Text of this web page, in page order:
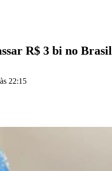
Jardim dos AltosJardim dos
Santa Luzia
R$ 3 bi no Brasil
22:15